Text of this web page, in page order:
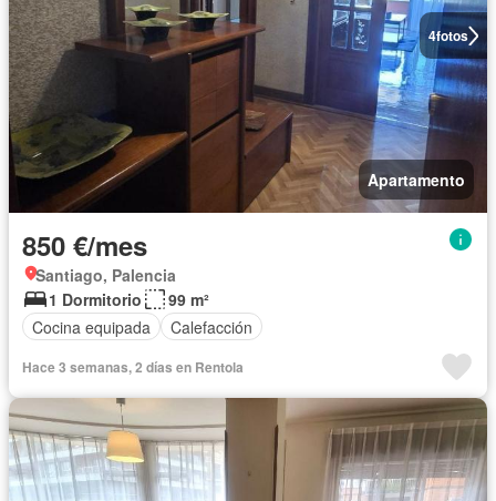
4fotos
Apartamento
850 €/mes
Santiago, Palencia
1 Dormitorio
99 m²
Cocina equipada
Calefacción
Hace 3 semanas, 2 días en Rentola